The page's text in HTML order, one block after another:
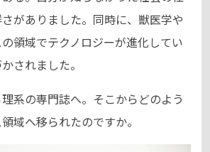
がありました。同時に、獣医学や
領域でテクノロジーが進化してい
されました。
系の専門誌へ。そこからどのよう
域へ移られたのですか。